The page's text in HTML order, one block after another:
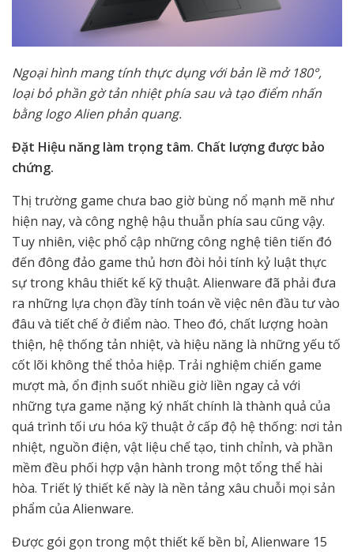
Ngoại hình mang tính thực dụng với bản lề mở 180°,
loại bỏ phần gờ tản nhiệt phía sau và tạo điểm nhấn
bằng logo Alien phản quang.
Đặt Hiệu năng làm trọng tâm. Chất lượng được bảo
chứng.
Thị trường game chưa bao giờ bùng nổ mạnh mẽ như
hiện nay, và công nghệ hậu thuẫn phía sau cũng vậy.
Tuy nhiên, việc phổ cập những công nghệ tiên tiến đó
đến đông đảo game thủ hơn đòi hỏi tính kỷ luật thực
sự trong khâu thiết kế kỹ thuật. Alienware đã phải đưa
ra những lựa chọn đầy tính toán về việc nên đầu tư vào
đâu và tiết chế ở điểm nào. Theo đó, chất lượng hoàn
thiện, hệ thống tản nhiệt, và hiệu năng là những yếu tố
cốt lõi không thể thỏa hiệp. Trải nghiệm chiến game
mượt mà, ổn định suốt nhiều giờ liền ngay cả với
những tựa game nặng ký nhất chính là thành quả của
quá trình tối ưu hóa kỹ thuật ở cấp độ hệ thống: nơi tản
nhiệt, nguồn điện, vật liệu chế tạo, tinh chỉnh, và phần
mềm đều phối hợp vận hành trong một tổng thể hài
hòa. Triết lý thiết kế này là nền tảng xâu chuỗi mọi sản
phẩm của Alienware.
Được gói gọn trong một thiết kế bền bỉ, Alienware 15